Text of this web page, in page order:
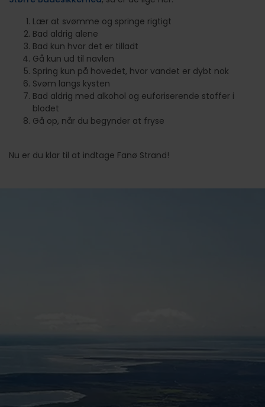
Lær at svømme og springe rigtigt
Bad aldrig alene
Bad kun hvor det er tilladt
Gå kun ud til navlen
Spring kun på hovedet, hvor vandet er dybt nok
Svøm langs kysten
Bad aldrig med alkohol og euforiserende stoffer i
blodet
Gå op, når du begynder at fryse
Nu er du klar til at indtage Fanø Strand!